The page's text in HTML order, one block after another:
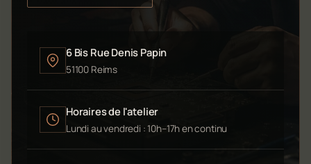
6 Bis Rue Denis Papin
51100 Reims
Horaires de l'atelier
Lundi au vendredi : 10h–17h en continu